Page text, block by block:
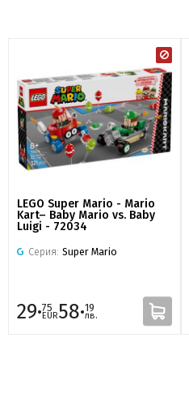
LEGO Super Mario - Mario
Kart– Baby Mario vs. Baby
Luigi - 72034
Серия: Super Mario
29·75
EUR58·19
лв.